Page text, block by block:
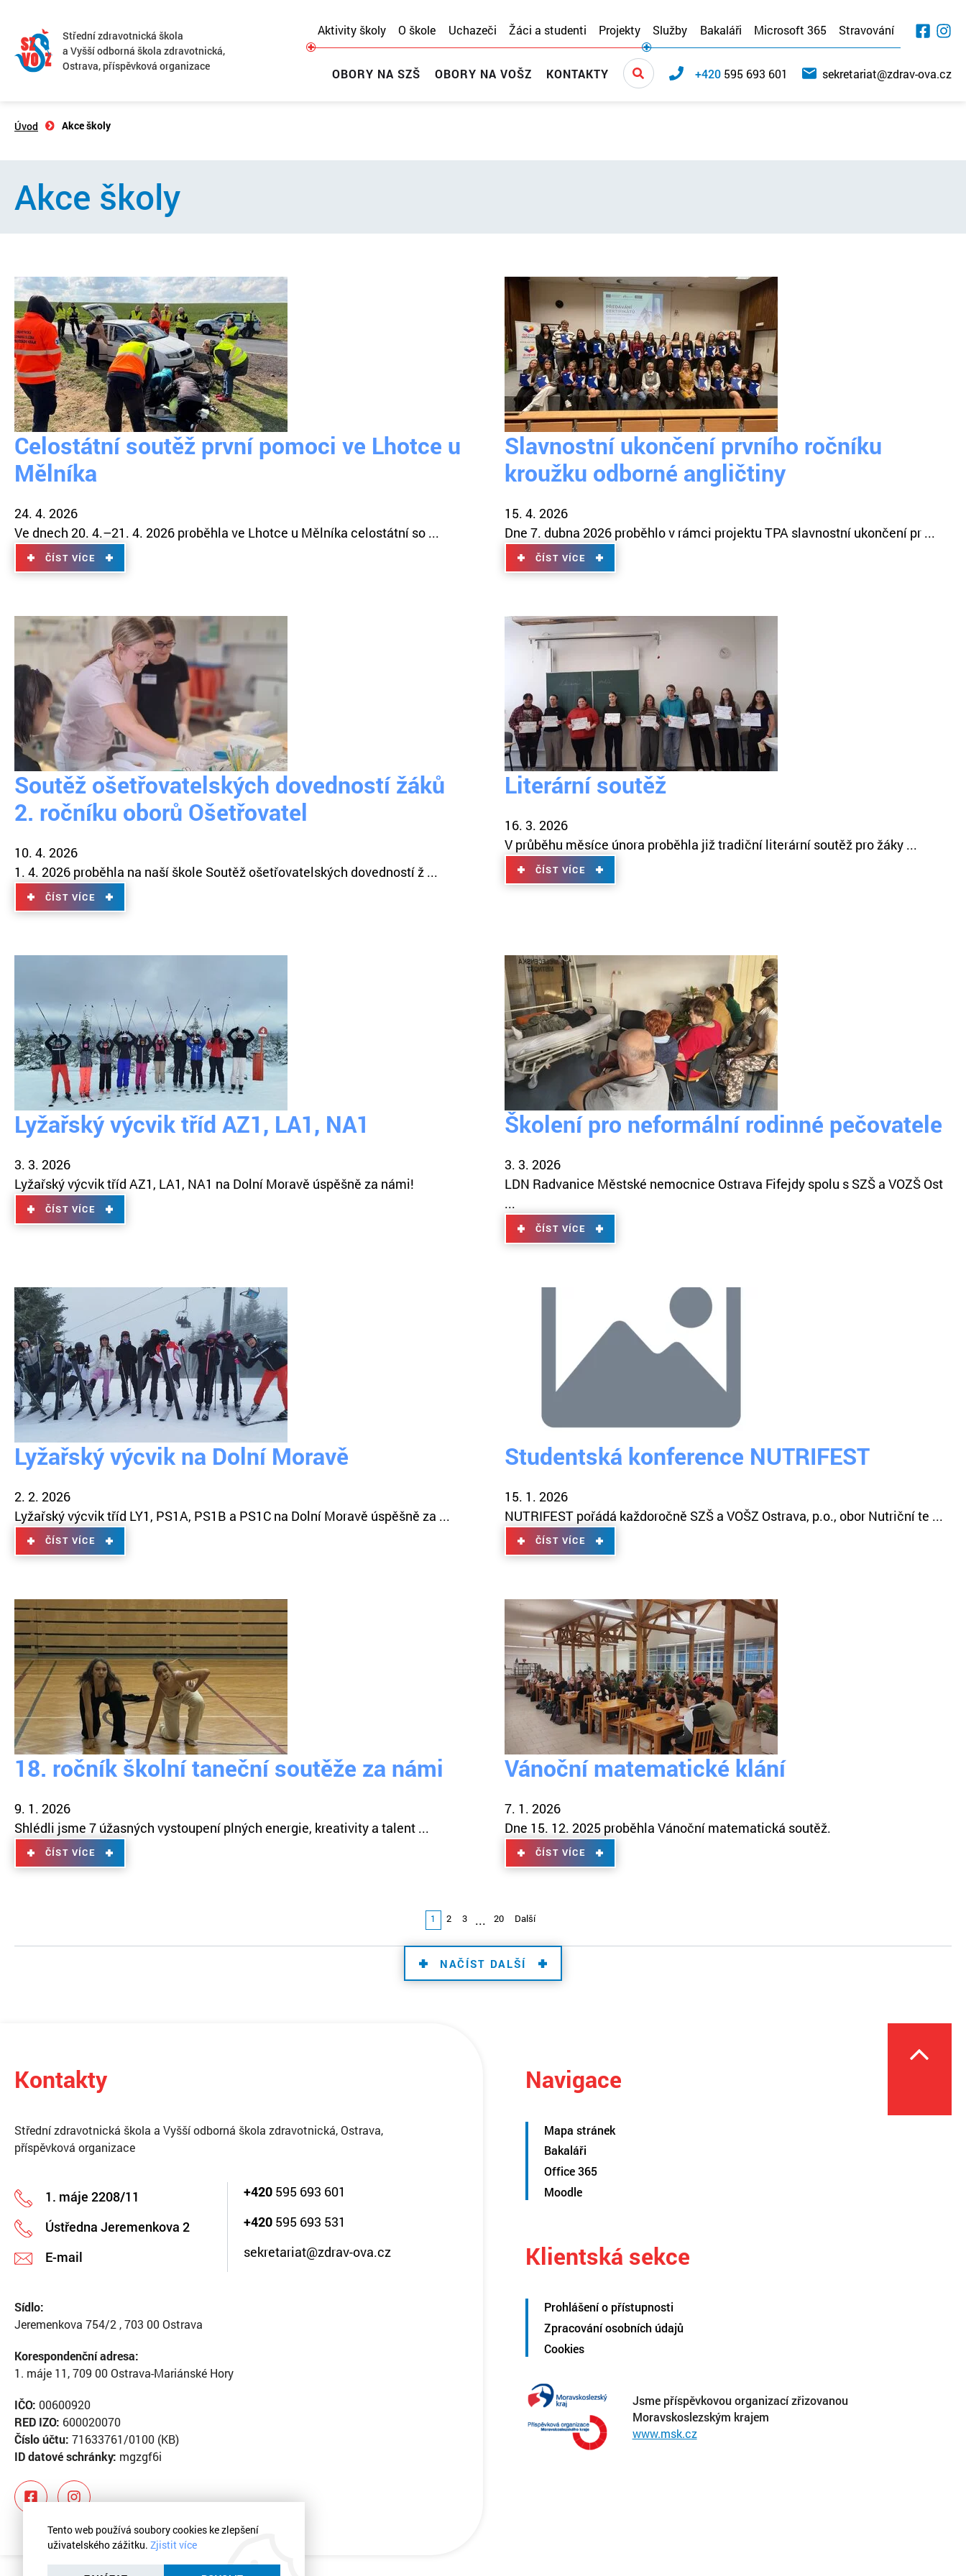
Střední zdravotnická škola
a Vyšší odborná škola zdravotnická,
Ostrava, příspěvková organizace
Aktivity školy O škole Uchazeči Žáci a studenti Projekty Služby Bakaláři Microsoft 365 Stravování
OBORY NA SZŠ OBORY NA VOŠZ KONTAKTY +420 595 693 601 sekretariat@zdrav-ova.cz
Úvod Akce školy
Akce školy
Celostátní soutěž první pomoci ve Lhotce u
Mělníka
24. 4. 2026
Ve dnech 20. 4.–21. 4. 2026 proběhla ve Lhotce u Mělníka celostátní so ...
ČÍST VÍCE
Slavnostní ukončení prvního ročníku
kroužku odborné angličtiny
15. 4. 2026
Dne 7. dubna 2026 proběhlo v rámci projektu TPA slavnostní ukončení pr ...
ČÍST VÍCE
Soutěž ošetřovatelských dovedností žáků
2. ročníku oborů Ošetřovatel
10. 4. 2026
1. 4. 2026 proběhla na naší škole Soutěž ošetřovatelských dovedností ž ...
ČÍST VÍCE
Literární soutěž
16. 3. 2026
V průběhu měsíce února proběhla již tradiční literární soutěž pro žáky ...
ČÍST VÍCE
Lyžařský výcvik tříd AZ1, LA1, NA1
3. 3. 2026
Lyžařský výcvik tříd AZ1, LA1, NA1 na Dolní Moravě úspěšně za námi!
ČÍST VÍCE
Školení pro neformální rodinné pečovatele
3. 3. 2026
LDN Radvanice Městské nemocnice Ostrava Fifejdy spolu s SZŠ a VOZŠ Ost
...
ČÍST VÍCE
Lyžařský výcvik na Dolní Moravě
2. 2. 2026
Lyžařský výcvik tříd LY1, PS1A, PS1B a PS1C na Dolní Moravě úspěšně za ...
ČÍST VÍCE
Studentská konference NUTRIFEST
15. 1. 2026
NUTRIFEST pořádá každoročně SZŠ a VOŠZ Ostrava, p.o., obor Nutriční te ...
ČÍST VÍCE
18. ročník školní taneční soutěže za námi
9. 1. 2026
Shlédli jsme 7 úžasných vystoupení plných energie, kreativity a talent ...
ČÍST VÍCE
Vánoční matematické klání
7. 1. 2026
Dne 15. 12. 2025 proběhla Vánoční matematická soutěž.
ČÍST VÍCE
1 2 3 ... 20 Další
NAČÍST DALŠÍ
Kontakty
Střední zdravotnická škola a Vyšší odborná škola zdravotnická, Ostrava,
příspěvková organizace
1. máje 2208/11 +420 595 693 601
Ústředna Jeremenkova 2 +420 595 693 531
E-mail sekretariat@zdrav-ova.cz
Sídlo:
Jeremenkova 754/2 , 703 00 Ostrava
Korespondenční adresa:
1. máje 11, 709 00 Ostrava-Mariánské Hory
IČO: 00600920
RED IZO: 600020070
Číslo účtu: 71633761/0100 (KB)
ID datové schránky: mgzgf6i
Navigace
Mapa stránek
Bakaláři
Office 365
Moodle
Klientská sekce
Prohlášení o přístupnosti
Zpracování osobních údajů
Cookies
Jsme příspěvkovou organizací zřizovanou
Moravskoslezským krajem
www.msk.cz
Tento web používá soubory cookies ke zlepšení
uživatelského zážitku. Zjistit více